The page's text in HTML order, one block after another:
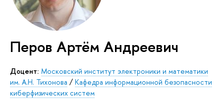
Перов Артём Андреевич
Доцент: Московский институт электроники и математики
им. А.Н. Тихонова / Кафедра информационной безопасности
киберфизических систем